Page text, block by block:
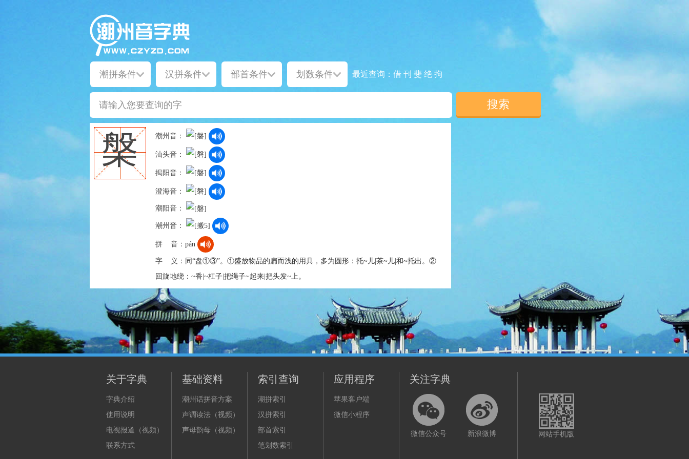
最近查询： 借 刊 斐 绝 拘
槃 潮州音：
汕头音：
揭阳音：
澄海音：
潮阳音：
潮州音：
拼 音： pán
字 义： 同“盘①③”。①盛放物品的扁而浅的用具，多为圆形：托~儿|茶~儿|和~托出。②
回旋地绕：~香|~杠子|把绳子~起来|把头发~上。
关于字典
字典介绍
使用说明
电视报道（视频）
联系方式
基础资料
潮州话拼音方案
声调读法（视频）
声母韵母（视频）
索引查询
潮拼索引
汉拼索引
部首索引
笔划数索引
应用程序
苹果客户端
微信小程序
关注字典
微信公众号 新浪微博 网站手机版